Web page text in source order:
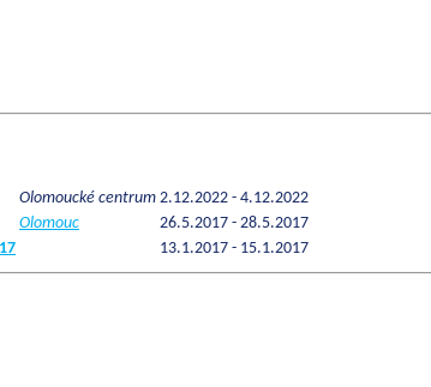
Olomoucké centrum 2.12.2022 - 4.12.2022
Olomouc
26.5.2017 - 28.5.2017
13.1.2017 - 15.1.2017